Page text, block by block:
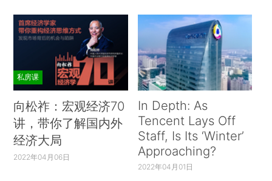
私房课
向松祚：宏观经济70
讲，带你了解国内外
经济大局
2022年04月06日
In Depth: As
Tencent Lays Off
Staff, Is Its ‘Winter’
Approaching?
2022年04月01日